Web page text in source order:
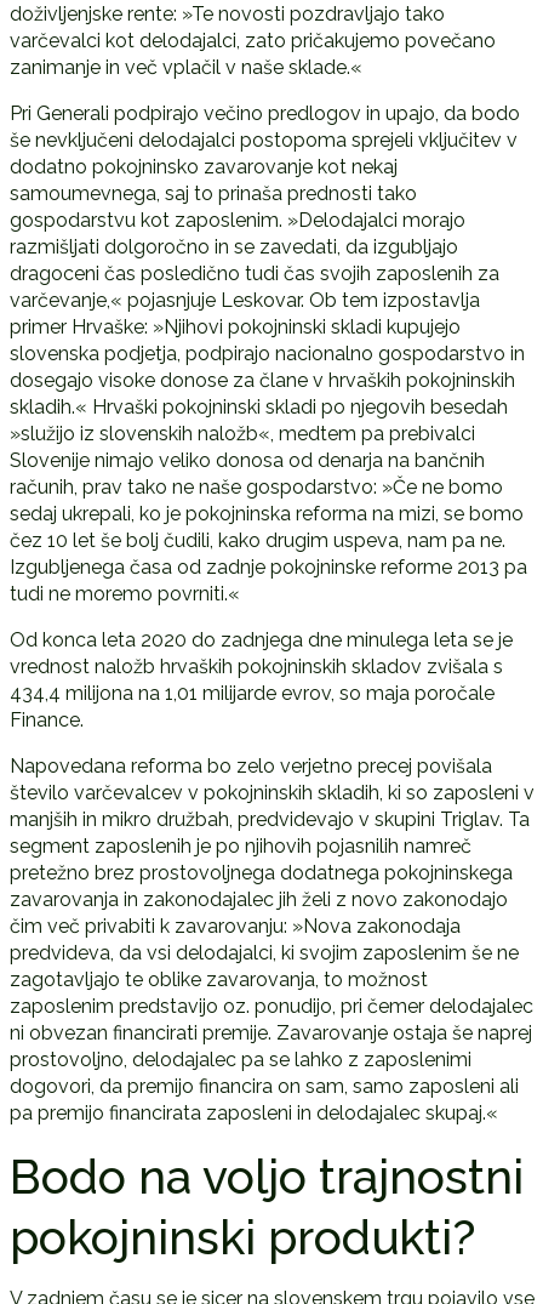
doživljenjske rente: »Te novosti pozdravljajo tako
varčevalci kot delodajalci, zato pričakujemo povečano
zanimanje in več vplačil v naše sklade.«
Pri Generali podpirajo večino predlogov in upajo, da bodo
še nevključeni delodajalci postopoma sprejeli vključitev v
dodatno pokojninsko zavarovanje kot nekaj
samoumevnega, saj to prinaša prednosti tako
gospodarstvu kot zaposlenim. »Delodajalci morajo
razmišljati dolgoročno in se zavedati, da izgubljajo
dragoceni čas posledično tudi čas svojih zaposlenih za
varčevanje,« pojasnjuje Leskovar. Ob tem izpostavlja
primer Hrvaške: »Njihovi pokojninski skladi kupujejo
slovenska podjetja, podpirajo nacionalno gospodarstvo in
dosegajo visoke donose za člane v hrvaških pokojninskih
skladih.« Hrvaški pokojninski skladi po njegovih besedah
»služijo iz slovenskih naložb«, medtem pa prebivalci
Slovenije nimajo veliko donosa od denarja na bančnih
računih, prav tako ne naše gospodarstvo: »Če ne bomo
sedaj ukrepali, ko je pokojninska reforma na mizi, se bomo
čez 10 let še bolj čudili, kako drugim uspeva, nam pa ne.
Izgubljenega časa od zadnje pokojninske reforme 2013 pa
tudi ne moremo povrniti.«
Od konca leta 2020 do zadnjega dne minulega leta se je
vrednost naložb hrvaških pokojninskih skladov zvišala s
434,4 milijona na 1,01 milijarde evrov, so maja poročale
Finance.
Napovedana reforma bo zelo verjetno precej povišala
število varčevalcev v pokojninskih skladih, ki so zaposleni v
manjših in mikro družbah, predvidevajo v skupini Triglav. Ta
segment zaposlenih je po njihovih pojasnilih namreč
pretežno brez prostovoljnega dodatnega pokojninskega
zavarovanja in zakonodajalec jih želi z novo zakonodajo
čim več privabiti k zavarovanju: »Nova zakonodaja
predvideva, da vsi delodajalci, ki svojim zaposlenim še ne
zagotavljajo te oblike zavarovanja, to možnost
zaposlenim predstavijo oz. ponudijo, pri čemer delodajalec
ni obvezan financirati premije. Zavarovanje ostaja še naprej
prostovoljno, delodajalec pa se lahko z zaposlenimi
dogovori, da premijo financira on sam, samo zaposleni ali
pa premijo financirata zaposleni in delodajalec skupaj.«
Bodo na voljo trajnostni
pokojninski produkti?
V zadnjem času se je sicer na slovenskem trgu pojavilo vse